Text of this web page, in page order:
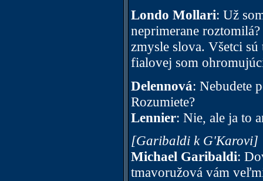
Londo Mollari: Už
neprimerane
zmysle slova. Všetci
fialovej som
Delennová: Nebudete
Rozumiete?
Lennier: Nie, ale ja to
[Garibaldi k G'Karovi]
Michael Garibaldi:
tmavoružová vám